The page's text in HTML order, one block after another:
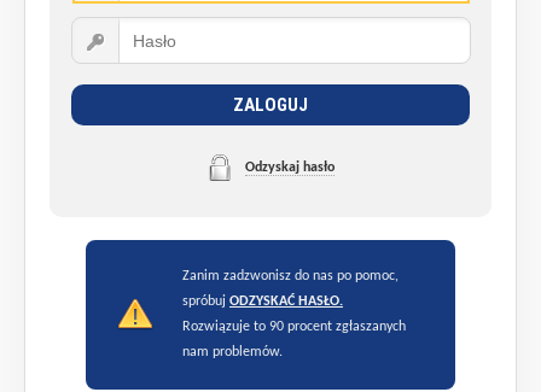
ZALOGUJ
Odzyskaj hasło
Zanim zadzwonisz do nas po pomoc,
spróbuj ODZYSKAĆ HASŁO.
Rozwiązuje to 90 procent zgłaszanych
nam problemów.